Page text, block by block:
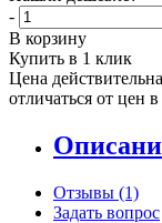
-
В корзину
Купить в 1 клик
Цена
отличаться от цен
Отзывы (1)
Задать вопрос